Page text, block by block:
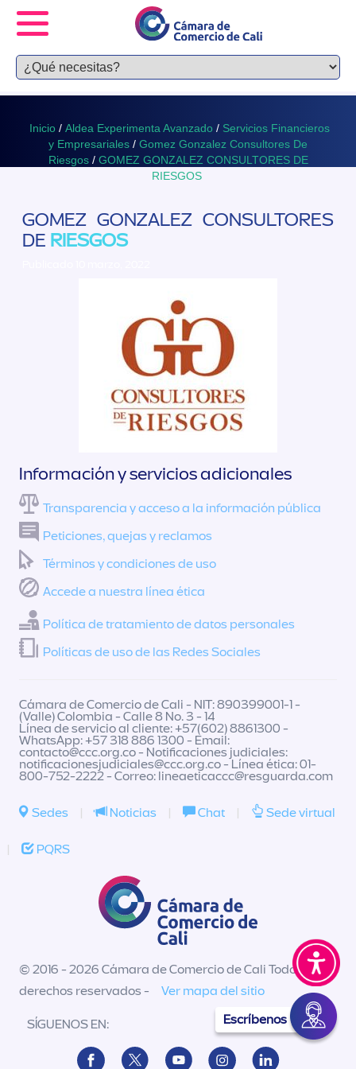
Inicio / Aldea Experimenta Avanzado / Servicios Financieros
y Empresariales / Gomez Gonzalez Consultores De
Riesgos / GOMEZ GONZALEZ CONSULTORES DE
RIESGOS
GOMEZ GONZALEZ CONSULTORES
DE RIESGOS
Escríbenos
Información y servicios adicionales
Transparencia y acceso a la información pública
Peticiones, quejas y reclamos
Términos y condiciones de uso
Accede a nuestra línea ética
Política de tratamiento de datos personales
Políticas de uso de las Redes Sociales
Cámara de Comercio de Cali - NIT: 890399001-1 -
(Valle) Colombia - Calle 8 No. 3 - 14
Línea de servicio al cliente: +57(602) 8861300 -
WhatsApp: +57 318 886 1300 - Email:
contacto@ccc.org.co- Notificaciones judiciales:
notificacionesjudiciales@ccc.org.co- Línea ética: 01-
800-752-2222 - Correo: lineaeticaccc@resguarda.com
Sedes | Noticias | Chat | Sede virtual
| PQRS
© 2016 - 2026 Cámara de Comercio de Cali Todos los
derechos reservados -
Ver mapa del sitio
SÍGUENOS EN: